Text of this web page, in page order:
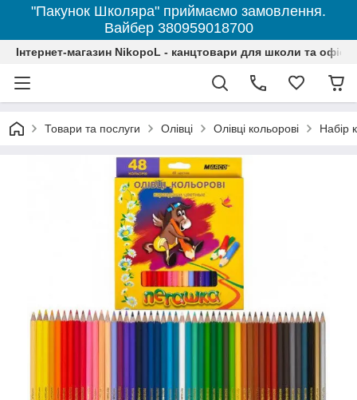
"Пакунок Школяра" приймаємо замовлення.
Вайбер 380959018700
Інтернет-магазин NikopoL - канцтовари для школи та офісу
Товари та послуги Олівці Олівці кольорові Набір